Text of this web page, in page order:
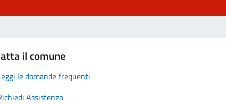
il comune
le domande frequenti
Assistenza